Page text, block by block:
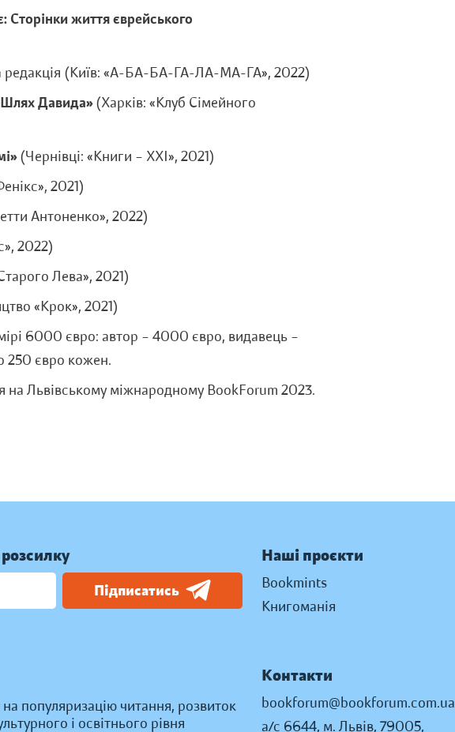
життя єврейського
редакція (Київ: «А-БА-БА-ГА-ЛА-МА-ГА», 2022)
Шлях Давида»(Харків: «Клуб Сімейного
(Чернівці: «Книги – ХХІ», 2021)
2021)
Антоненко», 2022)
2022)
Лева», 2021)
«Крок», 2021)
6000 євро: автор – 4000 євро, видавець –
250 євро кожен.
на Львівському міжнародному BookForum 2023.
Підписатись
популяризацію читання, розвиток
і освітнього рівня
Наші проєкти
Bookmints
Книгоманія
Контакти
bookforum@bookforum.com.ua
а/с 6644, м. Львів, 79005,